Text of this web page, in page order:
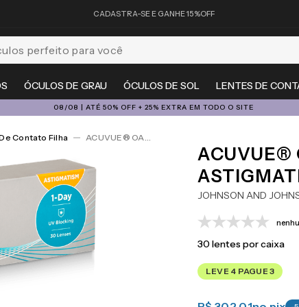
CADASTRA-SE E GANHE 15%OFF
ÓCULOS DE GRAU ÓCULOS DE SOL LENTES DE
para você
08/08 | ATÉ 50% OFF + 25% EXTRA EM TODO O SITE
Contato Filha ACUVUE® OASYS 1-Day For Astigmatism 30
ACUVUE®
JOHNSON AND
30lentes por caixa
LEVE 4 PAGUE 3